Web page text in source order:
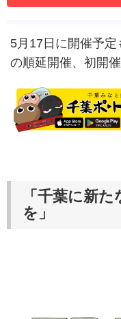
5月17日に開催予定
の順延開催、初開催
「千葉に新
を」